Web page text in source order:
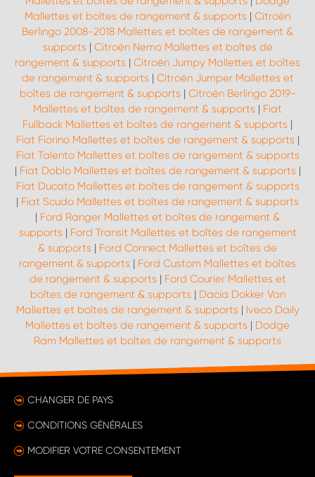
Mallettes et boîtes de rangement & supports | Citroën
Berlingo 2008-2018 Mallettes et boîtes de rangement &
supports | Citroën Nemo Mallettes et boîtes de
rangement & supports | Citroën Jumpy Mallettes et boîtes
de rangement & supports | Citroën Jumper Mallettes et
boîtes de rangement & supports | Citroën Berlingo 2019-
Mallettes et boîtes de rangement & supports | Fiat
Fullback Mallettes et boîtes de rangement & supports |
Fiat Fiorino Mallettes et boîtes de rangement & supports |
Fiat Talento Mallettes et boîtes de rangement & supports
| Fiat Doblo Mallettes et boîtes de rangement & supports |
Fiat Ducato Mallettes et boîtes de rangement & supports
| Fiat Scudo Mallettes et boîtes de rangement & supports
| Ford Ranger Mallettes et boîtes de rangement &
supports | Ford Transit Mallettes et boîtes de rangement
& supports | Ford Connect Mallettes et boîtes de
rangement & supports | Ford Custom Mallettes et boîtes
de rangement & supports | Ford Courier Mallettes et
boîtes de rangement & supports | Dacia Dokker Van
Mallettes et boîtes de rangement & supports | Iveco Daily
Mallettes et boîtes de rangement & supports | Dodge
Ram Mallettes et boîtes de rangement & supports
CHANGER DE PAYS
CONDITIONS GÉNÉRALES
MODIFIER VOTRE CONSENTEMENT